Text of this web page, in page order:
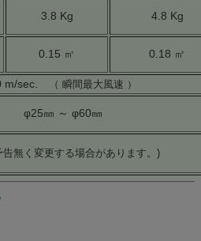
3.8 Kg 4.8 Kg
0.15 ㎡ 0.18 ㎡
m/sec. （ 瞬間最大風速 ）
φ25㎜ ～ φ60㎜
告無く変更する場合があります。)